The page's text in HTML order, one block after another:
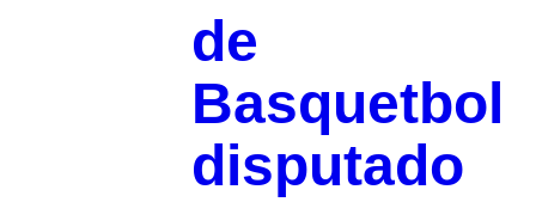
de
Basquetbol
disputado